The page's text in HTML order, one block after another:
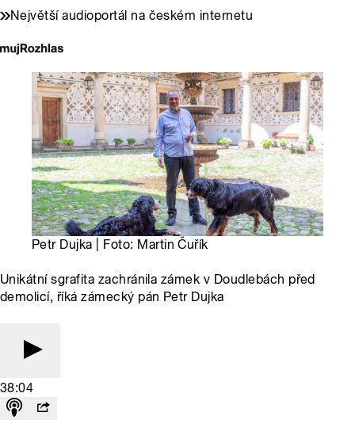
Největší audioportál na českém internetu
Petr Dujka | Foto: Martin Čuřík
Unikátní sgrafita zachránila zámek v Doudlebách před
demolicí, říká zámecký pán Petr Dujka
38:04